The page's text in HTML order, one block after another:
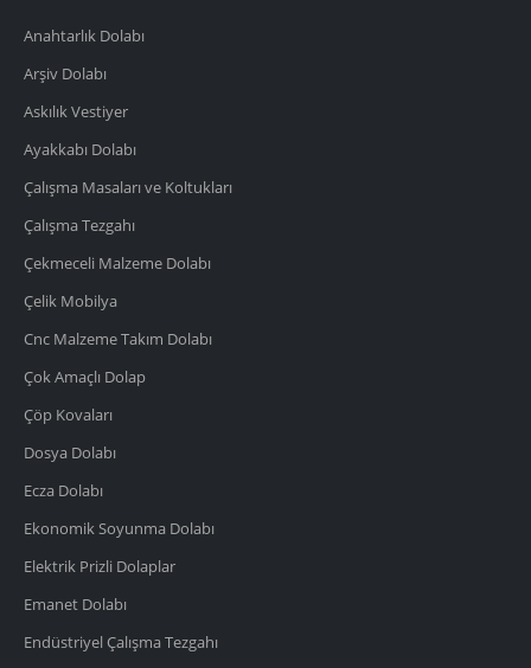
Anahtarlık Dolabı
Arşiv Dolabı
Askılık Vestiyer
Ayakkabı Dolabı
Çalışma Masaları ve Koltukları
Çalışma Tezgahı
Çekmeceli Malzeme Dolabı
Çelik Mobilya
Cnc Malzeme Takım Dolabı
Çok Amaçlı Dolap
Çöp Kovaları
Dosya Dolabı
Ecza Dolabı
Ekonomik Soyunma Dolabı
Elektrik Prizli Dolaplar
Emanet Dolabı
Endüstriyel Çalışma Tezgahı